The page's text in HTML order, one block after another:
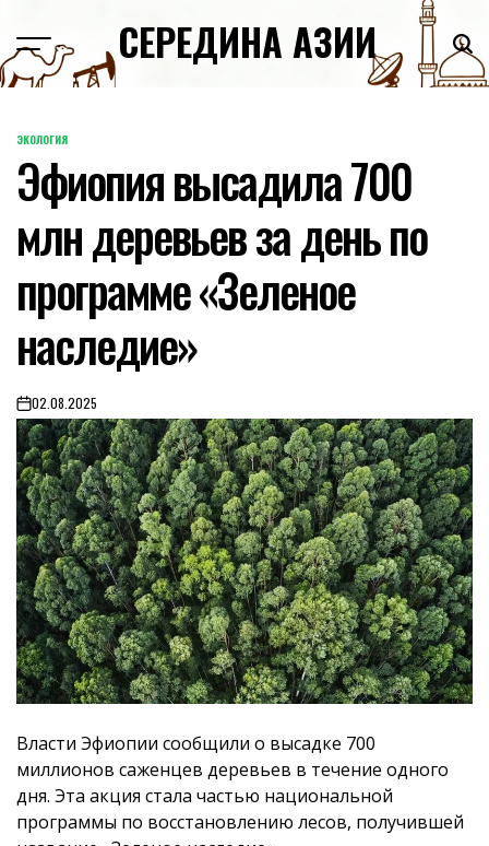
content
СЕРЕДИНА АЗИИ
POSTED
IN
ЭКОЛОГИЯ
Эфиопия высадила 700
млн деревьев за день по
программе «Зеленое
наследие»
on02.08.2025
Власти Эфиопии сообщили о высадке 700
миллионов саженцев деревьев в течение одного
дня. Эта акция стала частью национальной
программы по восстановлению лесов, получившей